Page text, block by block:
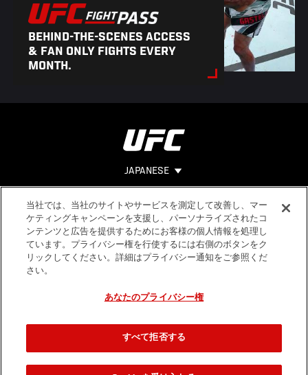
BEHIND-THE-SCENES ACCESS
& FAN ONLY FIGHTS EVERY
MONTH.
JAPANESE
Footer ヘルプ
法的事項
利用規約
個人情報保
当社では、当社のサイトやサービスを測定して改善し、マー
ケティングキャンペーンを支援し、パーソナライズされたコ
ンテンツと広告を提供するためにお客様の個人情報を処理し
ています。プライバシー権を行使するには右側のボタンをク
リックしてください。詳細はプライバシー通知をご参照くだ
さい。
あなたのプライバシー権
すべて拒否する